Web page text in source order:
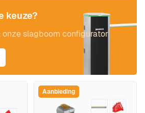
Aanbieding
keuze?
slagboom configurator